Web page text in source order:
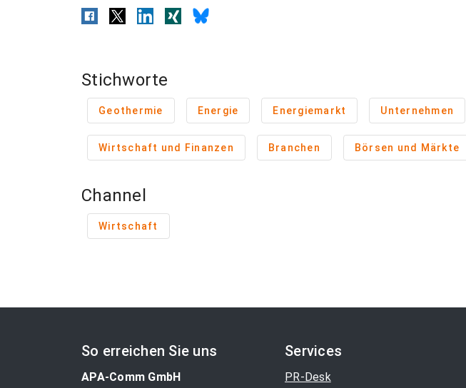
Stichworte
Geothermie Energie Energiemarkt Unternehmen
Wirtschaft und Finanzen Branchen Börsen und Märkte
Channel
Wirtschaft
So erreichen Sie uns
APA-Comm GmbH
Services
PR-Desk